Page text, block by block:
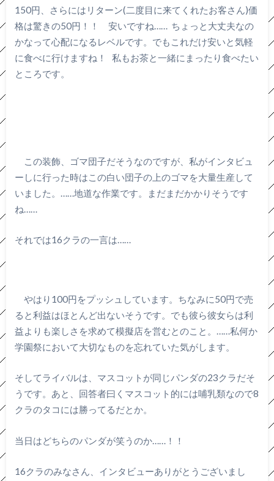
150円、さらにはリターン(二度目に来てくれたお客さん)価
格は驚きの50円！！ 安いですね…… ちょっと大丈夫なの
かなって心配になるレベルです。でもこれだけ安いと気軽
に食べに行けますね！ 私もお茶と一緒にまったり食べたい
ところです。
この装飾、ゴマ団子だそうなのですが、私がインタビュ
ーしに行った時はこの白い団子の上のゴマを大量生産して
いました。……地道な作業です。まだまだかかりそうです
ね……
それでは16クラの一言は……
やはり100円をプッシュしています。ちなみに50円で売
ると利益はほとんど出ないそうです。でも彼ら彼女らは利
益よりも楽しさを求めて模擬店を営むとのこと。……私何か
学園祭において大切なものを忘れていた気がします。
そしてライバルは、マスコットが同じパンダの23クラだそ
うです。あと、回答者曰くマスコット的には哺乳類なので8
クラのタコには勝ってるだとか。
当日はどちらのパンダが笑うのか……！！
16クラのみなさん、インタビューありがとうございまし